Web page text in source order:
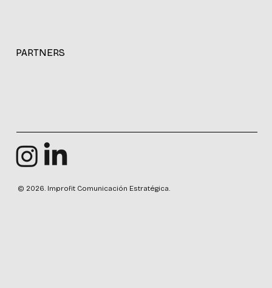
PARTNERS
© 2026. Improfit Comunicación Estratégica.